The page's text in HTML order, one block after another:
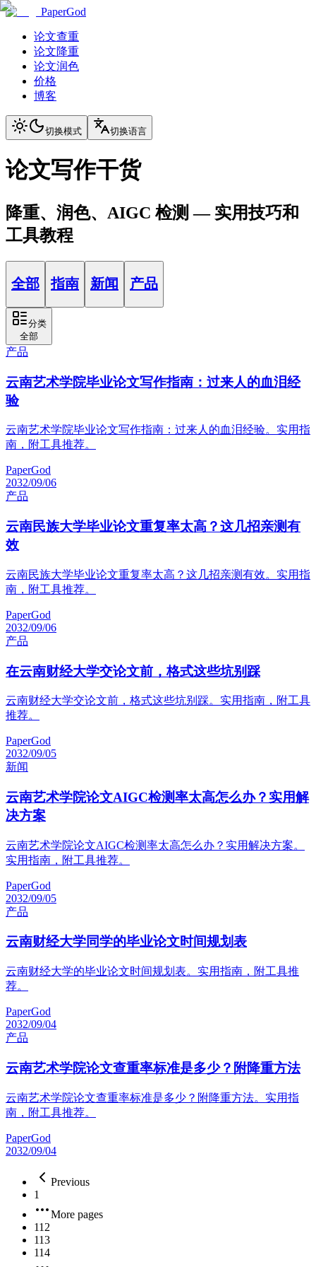
PaperGod
论文查重
论文降重
论文润色
价格
博客
切换模式 切换语言
论文写作干货
降重、润色、AIGC 检测 — 实用技巧和
工具教程
全部 指南 新闻 产品
分类
全部
产品
云南艺术学院毕业论文写作指南：过来人的血泪经
验
云南艺术学院毕业论文写作指南：过来人的血泪经验。实用指
南，附工具推荐。
PaperGod
2032/09/06
产品
云南民族大学毕业论文重复率太高？这几招亲测有
效
云南民族大学毕业论文重复率太高？这几招亲测有效。实用指
南，附工具推荐。
PaperGod
2032/09/06
产品
在云南财经大学交论文前，格式这些坑别踩
云南财经大学交论文前，格式这些坑别踩。实用指南，附工具
推荐。
PaperGod
2032/09/05
新闻
云南艺术学院论文AIGC检测率太高怎么办？实用解
决方案
云南艺术学院论文AIGC检测率太高怎么办？实用解决方案。
实用指南，附工具推荐。
PaperGod
2032/09/05
产品
云南财经大学同学的毕业论文时间规划表
云南财经大学的毕业论文时间规划表。实用指南，附工具推
荐。
PaperGod
2032/09/04
产品
云南艺术学院论文查重率标准是多少？附降重方法
云南艺术学院论文查重率标准是多少？附降重方法。实用指
南，附工具推荐。
PaperGod
2032/09/04
Previous
1
More pages
112
113
114